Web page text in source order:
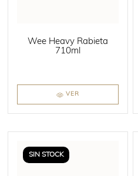
Wee Heavy Rabieta
710ml
VER
SIN STOCK